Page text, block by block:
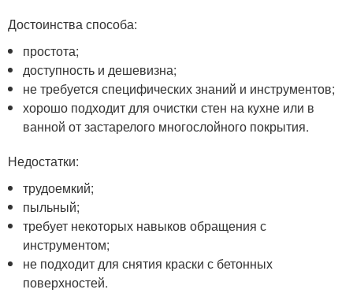
Достоинства способа:
простота;
доступность и дешевизна;
не требуется специфических знаний и инструментов;
хорошо подходит для очистки стен на кухне или в
ванной от застарелого многослойного покрытия.
Недостатки:
трудоемкий;
пыльный;
требует некоторых навыков обращения с
инструментом;
не подходит для снятия краски с бетонных
поверхностей.